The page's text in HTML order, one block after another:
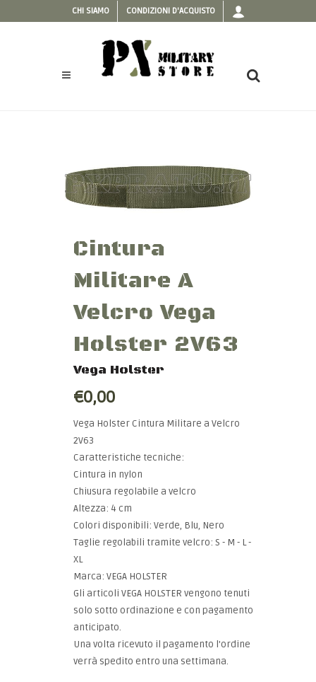
CHI SIAMO CONDIZIONI D'ACQUISTO
Cintura
Militare A
Velcro Vega
Holster 2V63
Vega Holster
€0,00
Vega Holster Cintura Militare a Velcro
2V63
Caratteristiche tecniche:
Cintura in nylon
Chiusura regolabile a velcro
Altezza: 4 cm
Colori disponibili: Verde, Blu, Nero
Taglie regolabili tramite velcro: S - M - L -
XL
Marca: VEGA HOLSTER
Gli articoli VEGA HOLSTER vengono tenuti
solo sotto ordinazione e con pagamento
anticipato.
Una volta ricevuto il pagamento l'ordine
verrà spedito entro una settimana.